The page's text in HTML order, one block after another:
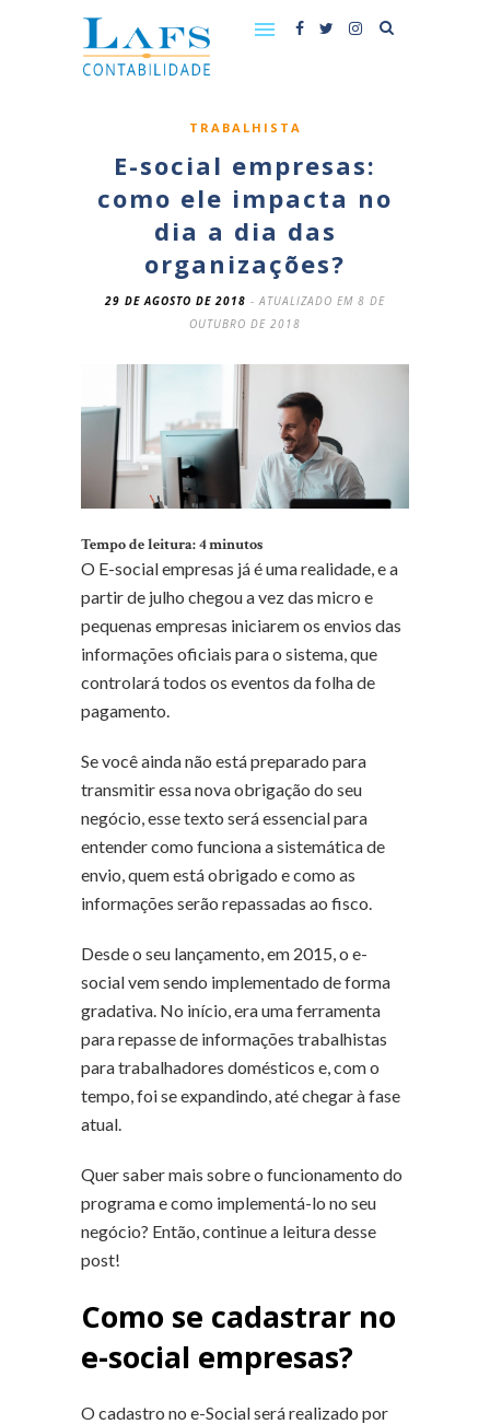
TRABALHISTA
E-social empresas:
como ele impacta no
dia a dia das
organizações?
29 DE AGOSTO DE 2018 - ATUALIZADO EM 8 DE
OUTUBRO DE 2018
Tempo de leitura:4minutos
O E-social empresas já é uma realidade, e a
partir de julho chegou a vez das micro e
pequenas empresas iniciarem os envios das
informações oficiais para o sistema, que
controlará todos os eventos da folha de
pagamento.
Se você ainda não está preparado para
transmitir essa nova obrigação do seu
negócio, esse texto será essencial para
entender como funciona a sistemática de
envio, quem está obrigado e como as
informações serão repassadas ao fisco.
Desde o seu lançamento, em 2015, o e-
social vem sendo implementado de forma
gradativa. No início, era uma ferramenta
para repasse de informações trabalhistas
para trabalhadores domésticos e, com o
tempo, foi se expandindo, até chegar à fase
atual.
Quer saber mais sobre o funcionamento do
programa e como implementá-lo no seu
negócio? Então, continue a leitura desse
post!
Como se cadastrar no
e-social empresas?
O cadastro no e-Social será realizado por